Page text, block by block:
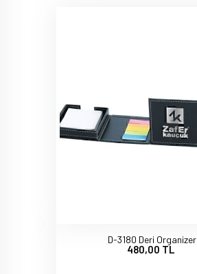
D-3180 Deri Organizer
480,00 TL